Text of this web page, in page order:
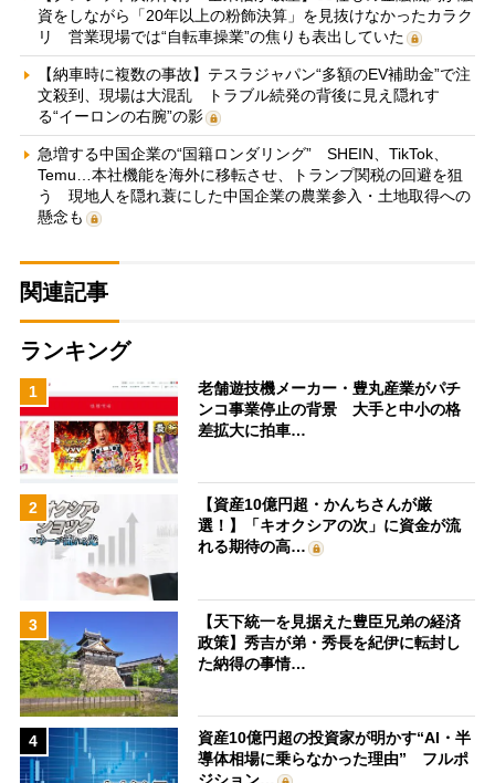
資をしながら「20年以上の粉飾決算」を見抜けなかったカラク
リ 営業現場では“自転車操業”の焦りも表出していた
【納車時に複数の事故】テスラジャパン“多額のEV補助金”で注
文殺到、現場は大混乱 トラブル続発の背後に見え隠れす
る“イーロンの右腕”の影
急増する中国企業の“国籍ロンダリング” SHEIN、TikTok、
Temu…本社機能を海外に移転させ、トランプ関税の回避を狙
う 現地人を隠れ蓑にした中国企業の農業参入・土地取得への
懸念も
関連記事
ランキング
1
老舗遊技機メーカー・豊丸産業がパチ
ンコ事業停止の背景 大手と中小の格
差拡大に拍車…
2
【資産10億円超・かんちさんが厳
選！】「キオクシアの次」に資金が流
れる期待の高…
3
【天下統一を見据えた豊臣兄弟の経済
政策】秀吉が弟・秀長を紀伊に転封し
た納得の事情…
4
資産10億円超の投資家が明かす“AI・半
導体相場に乗らなかった理由” フルポ